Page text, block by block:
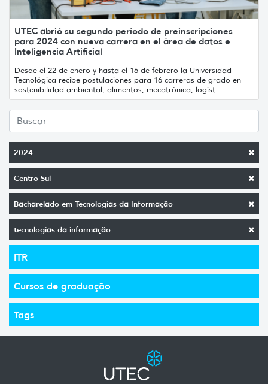
2024
Centro-Sul
Bacharelado em Tecnologias da Informação
tecnologias da informação
ITR
Cursos de graduação
Tags
UTEC abrió su segundo período de preinscripciones
para 2024 con nueva carrera en el área de datos e
Inteligencia Artificial
Desde el 22 de enero y hasta el 16 de febrero la Universidad
Tecnológica recibe postulaciones para 16 carreras de grado en
sostenibilidad ambiental, alimentos, mecatrónica, logíst...